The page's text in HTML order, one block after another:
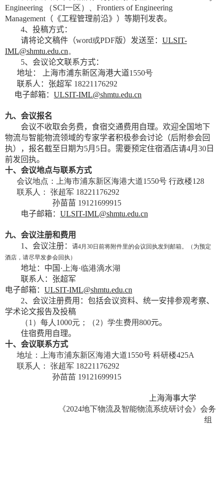
Engineering
（SCI一区）、 Frontiers of Engineering
Management （《工程管理前沿》） 等期刊发表。
4、投稿方式：
请将论文稿件（word或PDF版）发送至 ： ULSIT-
IML@shmtu.edu.cn。
5、 会议论文联系方式：
地址：
上海市浦东新区海港大道1550号
联系人： 张超军 18221176292
电子邮箱：ULSIT-IML@shmtu.edu.cn
九、 会议报名
会议不收取会务费，食宿交通费用自理。欢迎全国地下
物流与智能物流领域的专家学者积极参会讨论（后附参会回
执），报名截至日期为5月 5 日。需要预定住宿酒店请4月 30 日
前发回执。
十、 会议地点与联系方式
会议地点：上海市浦东新区海港大道1550号 行政楼128
联系人： 张超军 18221176292
孙苗苗 19121699915
电子邮箱： ULSIT-IML@shmtu.edu.cn
九、会议注册和费用
1 、 会议注册： 请4月30日前将附件里的会议回执发到邮箱。（为预定
酒店，请尽早发参会回执）
地址： 中国 · 上海·临港滴水湖
联系人： 张超军
电子邮箱： ULSIT-IML@shmtu.edu.cn
2、 会议注册费用 ： 包括会议资料、统一安排参观考察、
学术论文报告及投稿
（1 ）每人 1000元；（2）学生费用800元。
住宿费用自理。
十、 会议联系方式
地址：上海市浦东新区海港大道1550号 科研楼425A
联系人： 张超军 18221176292
孙苗苗 19121699915
上海海事大学
《2024地下物流及智能物流系统研讨会》会务
组